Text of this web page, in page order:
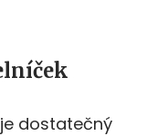
dostatečný